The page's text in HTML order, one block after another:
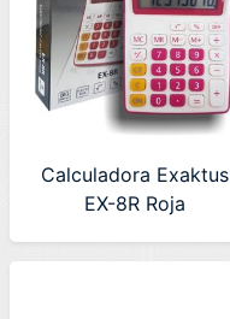
Calculadora Exaktus
EX-8R Roja